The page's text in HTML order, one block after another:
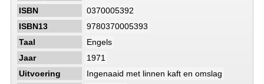
ISBN
0370005392
ISBN13
9780370005393
Taal
Engels
Jaar
1971
Uitvoering
Ingenaaid met linnen kaft en omslag